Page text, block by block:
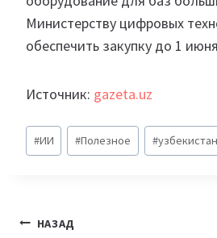
Министерству цифровых
обеспечить закупку до 1
Источник: gazeta.uz
Метки
записи:
#ИИ #Полезное #узбекистан
Навигация
НАЗАД